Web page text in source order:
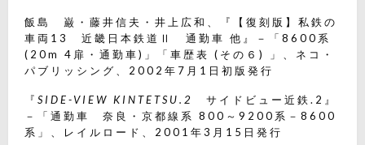
飯島 巌・藤井信夫・井上広和、『【復刻版】私鉄の
車両13 近畿日本鉄道Ⅱ 通勤車 他』－「8600系
(20m 4扉・通勤車)」「車歴表 (その６) 」、ネコ・
パブリッシング、2002年7月1日初版発行
『 SIDE-VIEW KINTETSU.2
サイドビュー近鉄.2』
－「通勤車 奈良・京都線系 800～9200系－8600
系」、レイルロード、2001年3月15日発行